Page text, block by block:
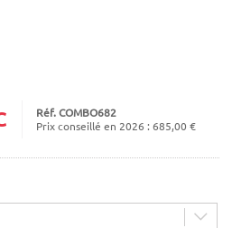
Réf. COMBO682
Prix conseillé en 2026 : 685,00 €